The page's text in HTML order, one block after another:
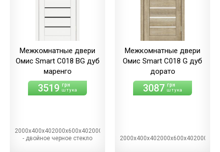
Межкомнатные двери
Омис Smart С018 BG дуб
маренго
3519 грн
штука
2000х400х402000х600х402000х700х402000х800х402000х900х40BG
- двойное черное стекло
Межкомнатные двери
Омис Smart С018 G дуб
дорато
3087 грн
штука